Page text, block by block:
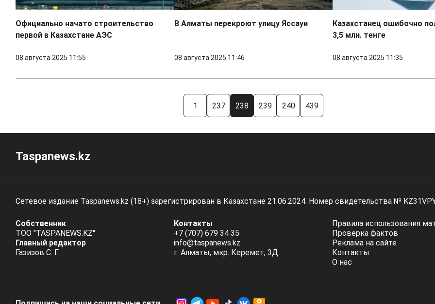
Официально начато строительство
первой в Казахстане АЭС
08 августа 2025 11:55
В Алматы перекроют улицу Яссауи
08 августа 2025 11:46
Казахстанец ошибочно
3,5 млн. тенге
08 августа 2025 11:35
1 237 238 239 240 439
Taspanews.kz
Сетевое издание Taspanews.kz (18+) зарегистрирован в Казахстане 21.06.2024. Номер свидетельства №
Собственник
ТОО "TASPANEWS.KZ"
Главный редактор
Газизов С. Г.
Контакты
+7 (707) 679 34 35
info@taspanews.kz
г. Алматы, мкр. Керемет, 3Д
Правила использования
Проверка фактов
Реклама на сайте
Контакты
О нас